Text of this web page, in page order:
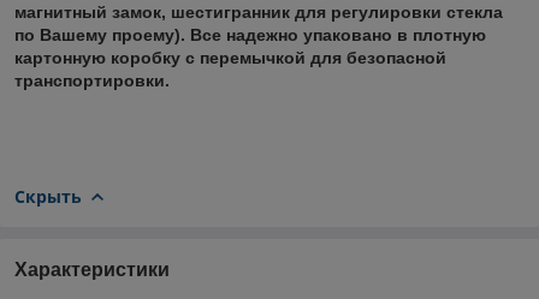
магнитный замок, шестигранник для регулировки стекла
по Вашему проему). Все надежно упаковано в плотную
картонную коробку с перемычкой для безопасной
транспортировки.
Скрыть
Характеристики